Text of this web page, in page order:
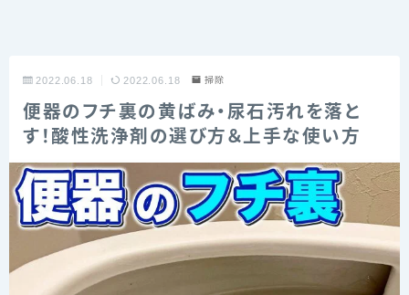
2022.06.18 2022.06.18 掃除
便器のフチ裏の黄ばみ・尿石汚れを落と
す！酸性洗浄剤の選び方＆上手な使い方